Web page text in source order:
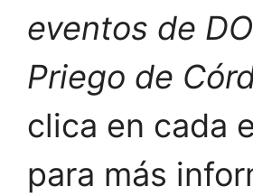
eventos de
Priego de
clica en cada
para más